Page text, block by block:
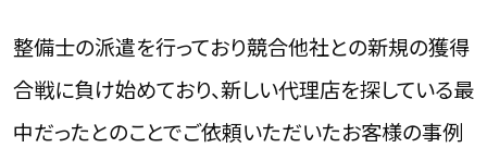
整備士の派遣を行っており競合他社との新規の獲得
合戦に負け始めており、新しい代理店を探している最
中だったとのことでご依頼いただいたお客様の事例